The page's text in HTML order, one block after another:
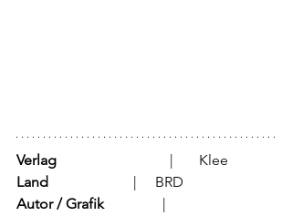
Verlag
			  |	Klee
Land
			  |     BRD
Autor / Grafik